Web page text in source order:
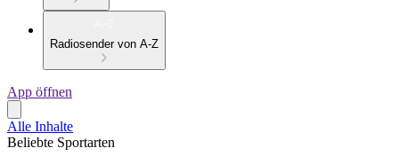
Radiosender von A-Z
App öffnen
Alle Inhalte
Beliebte Sportarten